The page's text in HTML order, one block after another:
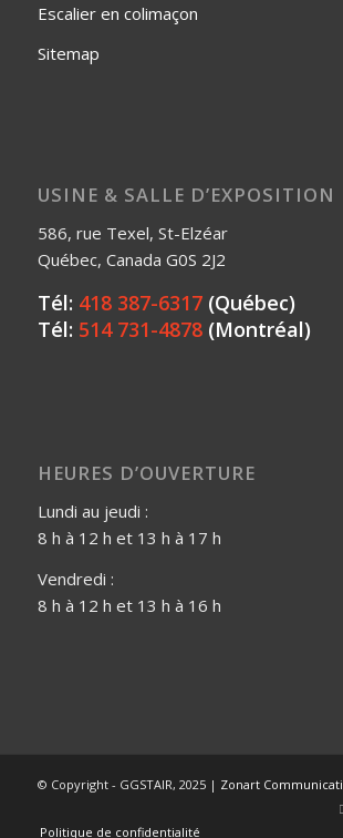
Escalier en colimaçon
Sitemap
USINE & SALLE D’EXPOSITION
586, rue Texel, St-Elzéar
Québec, Canada G0S 2J2
Tél: 418 387-6317(Québec)
Tél: 514 731-4878(Montréal)
HEURES D’OUVERTURE
Lundi au jeudi :
8 h à 12 h et 13 h à 17 h
Vendredi :
8 h à 12 h et 13 h à 16 h
© Copyright - GGSTAIR, 2025 | Zonart
Politique de confidentialité